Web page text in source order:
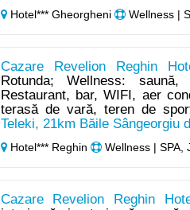
Hotel*** Gheorgheni Wellness |
Cazare Revelion Reghin
Rotunda; Wellness:
Restaurant, bar, WIFI, aer
terasă de vară, teren de
Teleki, 21km Băile Sângeorgiu
Hotel*** Reghin Wellness | SPA,
Cazare Revelion Reghin